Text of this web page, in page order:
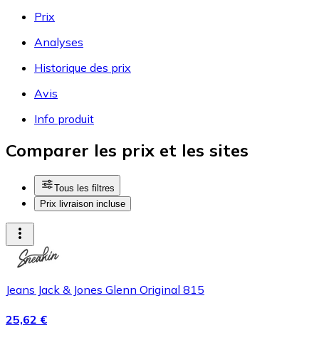
Prix
Analyses
Historique des prix
Avis
Info produit
Comparer les prix et les sites
Tous les filtres
Prix livraison incluse
Jeans Jack & Jones Glenn Original 815
25,62 €